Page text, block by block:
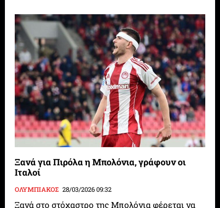
Ξανά για Πιρόλα η Μπολόνια, γράφουν οι
Ιταλοί
ΟΛΥΜΠΙΑΚΟΣ 28/03/2026 09:32
Ξανά στο στόχαστρο της Μπολόνια φέρεται να